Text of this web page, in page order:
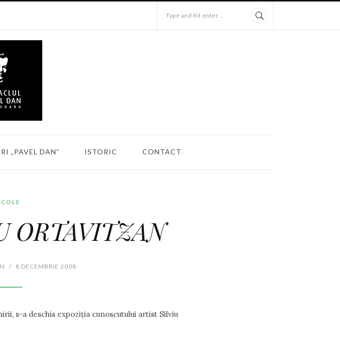
Type and hit enter...
„PAVEL DAN” ISTORIC CONTACT
ORTAVITZAN
/ 8 DECEMBRIE 2008
s-a deschis expoziţia cunoscutului artist Silviu